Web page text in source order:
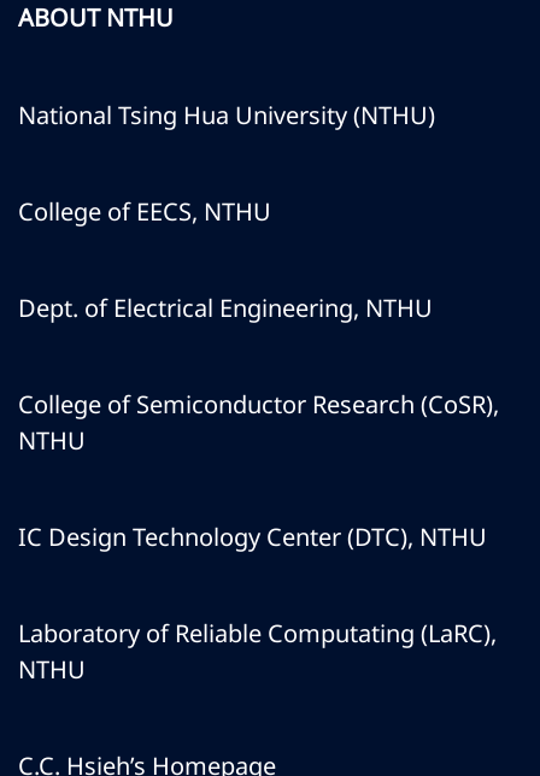
ABOUT NTHU
National Tsing Hua University (NTHU)
College of EECS, NTHU
Dept. of Electrical Engineering, NTHU
College of Semiconductor Research (CoSR),
NTHU
IC Design Technology Center (DTC), NTHU
Laboratory of Reliable Computating (LaRC),
NTHU
C.C. Hsieh’s Homepage